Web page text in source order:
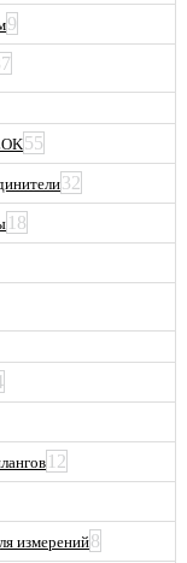
9
55
32
18
12
измерений8